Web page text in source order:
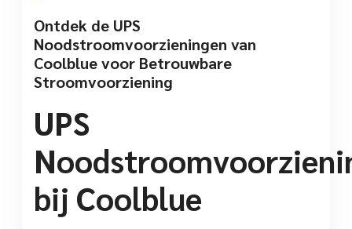
Ontdek de UPS
Noodstroomvoorzieningen van
Coolblue voor Betrouwbare
Stroomvoorziening
UPS
bij Coolblue